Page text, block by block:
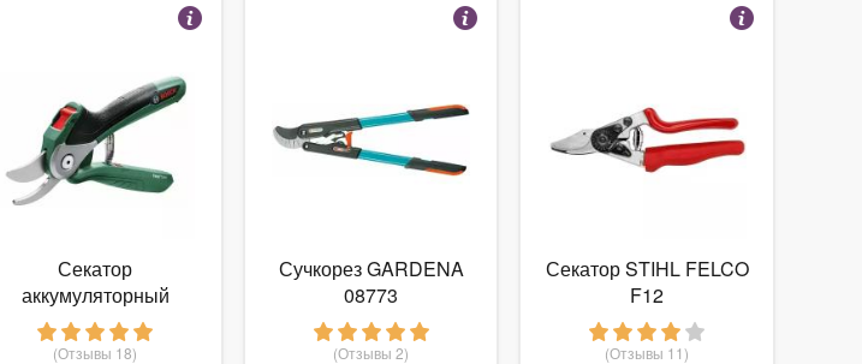
Секатор
аккумуляторный
BOSCH EasyPrune
(Отзывы 18)
Сучкорез GARDENA
08773
(Отзывы 2)
Секатор STIHL FELCO
F12
(Отзывы 11)